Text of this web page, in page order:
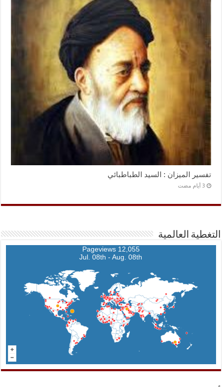
تفسير الميزان : السيد الطباطبائي
التغطية العالمية
12,055 Pageviews
Jul. 08th - Aug. 08th